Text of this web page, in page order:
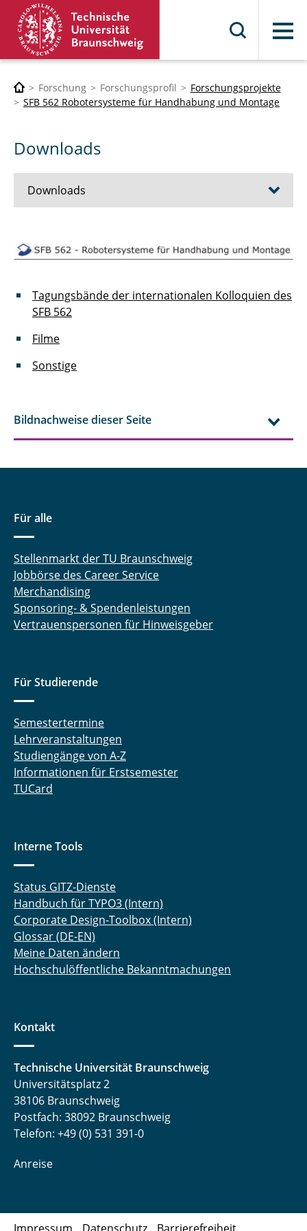
Menü
Forschung Forschungsprofil
Forschungsprojekte
SFB 562 Robotersysteme für Handhabung und Montage
Downloads
Downloads
Sonstiges
Tagungsbände der internationalen Kolloquien des
SFB 562
Filme
Sonstige
Bildnachweise dieser Seite
Für alle
Stellenmarkt der TU Braunschweig
Jobbörse des Career Service
Merchandising
Sponsoring- & Spendenleistungen
Vertrauenspersonen für Hinweisgeber
Für Studierende
Semestertermine
Lehrveranstaltungen
Studiengänge von A-Z
Informationen für Erstsemester
TUCard
Interne Tools
Status GITZ-Dienste
Handbuch für TYPO3 (Intern)
Corporate Design-Toolbox (Intern)
Glossar (DE-EN)
Meine Daten ändern
Hochschulöffentliche Bekanntmachungen
Kontakt
Technische Universität Braunschweig
Universitätsplatz 2
38106 Braunschweig
Postfach: 38092 Braunschweig
Telefon: +49 (0) 531 391-0
Anreise